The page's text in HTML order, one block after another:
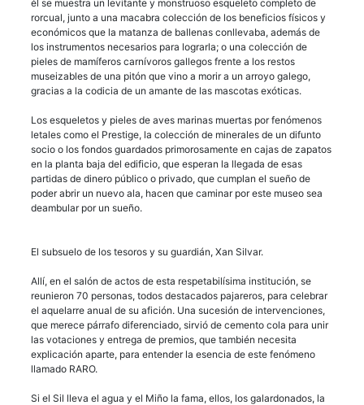
él se muestra un levitante y monstruoso esqueleto completo de
rorcual, junto a una macabra colección de los beneficios físicos y
económicos que la matanza de ballenas conllevaba, además de
los instrumentos necesarios para lograrla; o una colección de
pieles de mamíferos carnívoros gallegos frente a los restos
museizables de una pitón que vino a morir a un arroyo galego,
gracias a la codicia de un amante de las mascotas exóticas.
Los esqueletos y pieles de aves marinas muertas por fenómenos
letales como el Prestige, la colección de minerales de un difunto
socio o los fondos guardados primorosamente en cajas de zapatos
en la planta baja del edificio, que esperan la llegada de esas
partidas de dinero público o privado, que cumplan el sueño de
poder abrir un nuevo ala, hacen que caminar por este museo sea
deambular por un sueño.
El subsuelo de los tesoros y su guardián, Xan Silvar.
Allí, en el salón de actos de esta respetabilísima institución, se
reunieron 70 personas, todos destacados pajareros, para celebrar
el aquelarre anual de su afición. Una sucesión de intervenciones,
que merece párrafo diferenciado, sirvió de cemento cola para unir
las votaciones y entrega de premios, que también necesita
explicación aparte, para entender la esencia de este fenómeno
llamado RARO.
Si el Sil lleva el agua y el Miño la fama, ellos, los galardonados, la